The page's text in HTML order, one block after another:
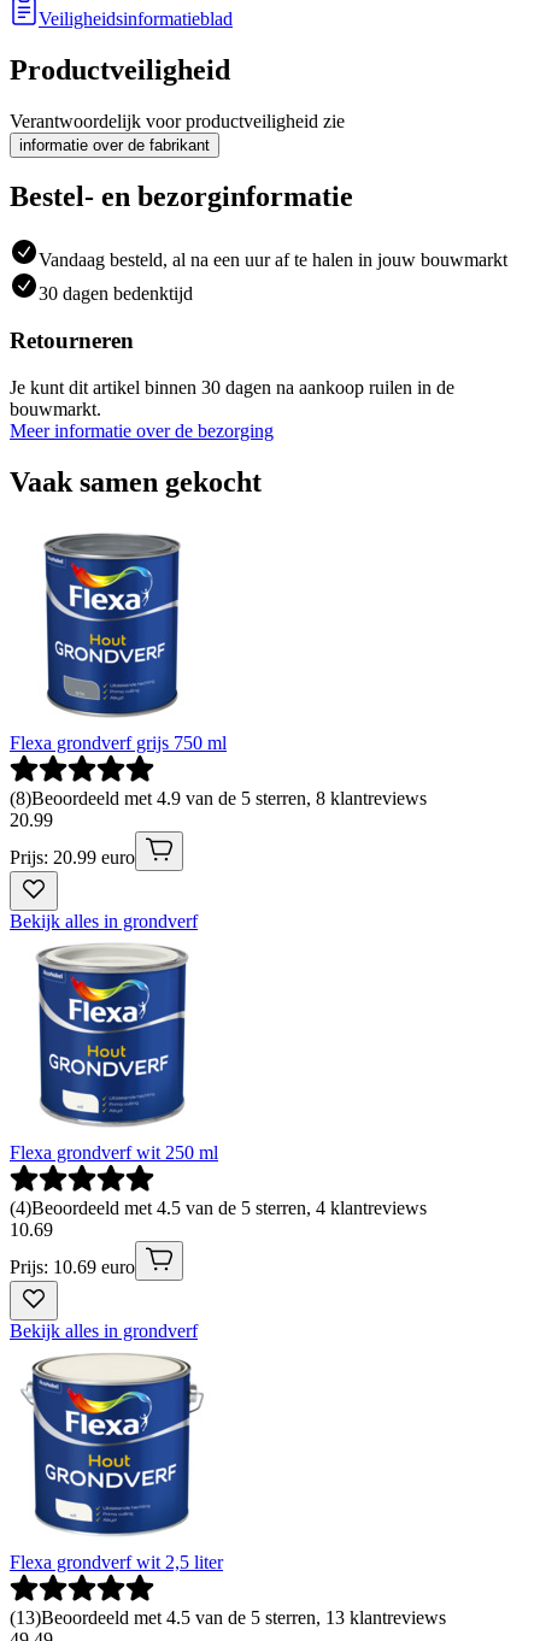
Veiligheidsinformatieblad
Productveiligheid
Verantwoordelijk voor productveiligheid zie
informatie over de fabrikant
Bestel- en bezorginformatie
Vandaag besteld, al na een uur af te halen in jouw bouwmarkt
30 dagen bedenktijd
Retourneren
Je kunt dit artikel binnen 30 dagen na aankoop ruilen in de
bouwmarkt.
Meer informatie over de bezorging
Vaak samen gekocht
Flexa grondverf grijs 750 ml
(8)Beoordeeld met 4.9 van de 5 sterren, 8 klantreviews
20.99
Prijs: 20.99 euro
Bekijk alles in grondverf
Flexa grondverf wit 250 ml
(4)Beoordeeld met 4.5 van de 5 sterren, 4 klantreviews
10.69
Prijs: 10.69 euro
Bekijk alles in grondverf
Flexa grondverf wit 2,5 liter
(13)Beoordeeld met 4.5 van de 5 sterren, 13 klantreviews